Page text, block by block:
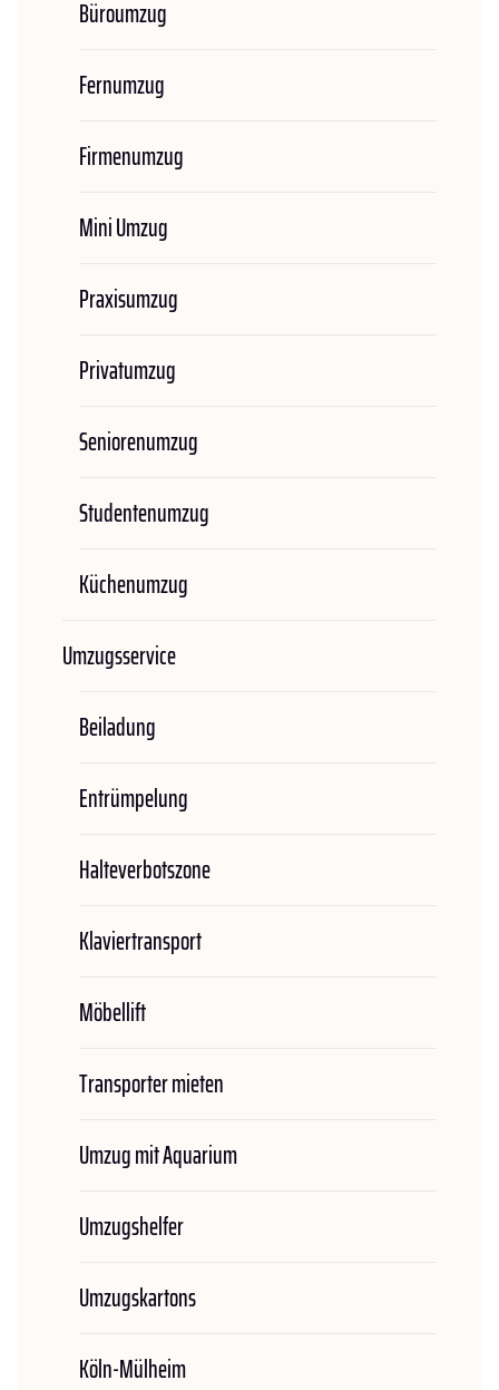
Büroumzug
Fernumzug
Firmenumzug
Mini Umzug
Praxisumzug
Privatumzug
Seniorenumzug
Studentenumzug
Küchenumzug
Umzugsservice
Beiladung
Entrümpelung
Halteverbotszone
Klaviertransport
Möbellift
Transporter mieten
Umzug mit Aquarium
Umzugshelfer
Umzugskartons
Köln-Mülheim